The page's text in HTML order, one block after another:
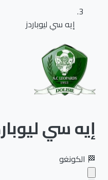
إيه سي ليوباردز
إيه سي ليوباردز
الكونغو